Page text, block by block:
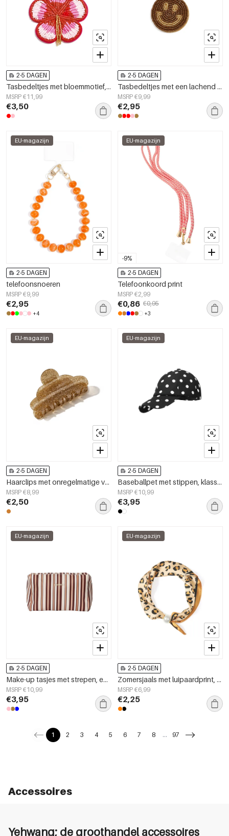
2-5 DAGEN
Tasbedeltjes met bloemmotief, casual glazen accessoires voor dagelijks gebruik.
MSRP €11,99
€3,50
2-5 DAGEN
Tasbedeltjes met een lachend gezichtje, casual glazen accessoires voor dagelijks gebruik.
MSRP €9,99
€2,95
EU-magazijn
2-5 DAGEN
telefoonsnoeren
MSRP €9,99
€2,95
+4
-9%
EU-magazijn
2-5 DAGEN
Telefoonkoord print
MSRP €2,99
€0,86 €0,95
+3
EU-magazijn
2-5 DAGEN
Haarclips met onregelmatige vorm, gemaakt van imitatieacetaat, dagelijkse accessoires
MSRP €8,99
€2,50
EU-magazijn
2-5 DAGEN
Baseballpet met stippen, klassiek polyester, dagelijkse accessoires
MSRP €10,99
€3,95
EU-magazijn
2-5 DAGEN
Make-up tasjes met strepen, eenvoudig, polyester, dagelijkse accessoires
MSRP €10,99
€3,95
EU-magazijn
2-5 DAGEN
Zomersjaals met luipaardprint, casual, polyester, dagelijkse accessoires
MSRP €6,99
€2,25
1 2 3 4 5 6 7 8 ... 97
Accessoires
Yehwang; de groothandel accessoires